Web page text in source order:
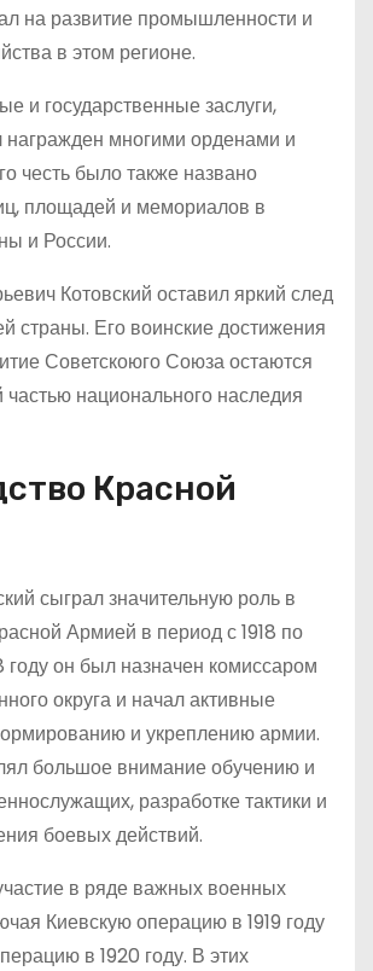
на развитие промышленности и
в этом регионе.
и государственные заслуги,
награжден многими орденами и
честь было также названо
площадей и мемориалов в
и России.
Котовский оставил яркий след
страны. Его воинские достижения
Советскоюго Союза остаются
национального наследия
Красной
сыграл значительную роль в
Армией в период с 1918 по
году он был назначен комиссаром
округа и начал активные
и укреплению армии.
большое внимание обучению и
разработке тактики и
боевых действий.
в ряде важных военных
Киевскую операцию в 1919 году
в 1920 году. В этих